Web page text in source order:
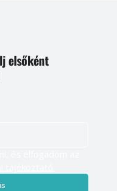
elsőként